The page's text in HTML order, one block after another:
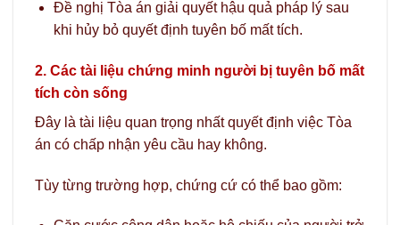
Đề nghị Tòa án giải quyết hậu quả pháp lý sau
khi hủy bỏ quyết định tuyên bố mất tích.
2. Các tài liệu chứng minh người bị tuyên bố mất
tích còn sống
Đây là tài liệu quan trọng nhất quyết định việc Tòa
án có chấp nhận yêu cầu hay không.
Tùy từng trường hợp, chứng cứ có thể bao gồm: